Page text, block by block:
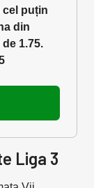
cel puțin
din
1.75.
Liga 3